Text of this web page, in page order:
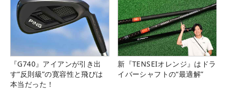
『G740』アイアンが引き出
す“反則級”の寛容性と飛びは
本当だった！
新『TENSEIオレンジ』はドラ
イバーシャフトの“最適解”